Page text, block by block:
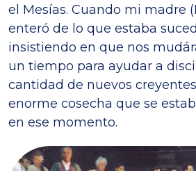
el Mesías. Cuando mi madre
enteró de lo que estaba
insistiendo en que nos
un tiempo para ayudar a
cantidad de nuevos
enorme cosecha que se
en ese momento.